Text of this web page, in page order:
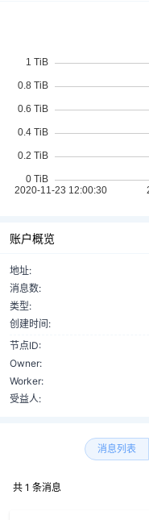
账户概览
地址:
消息数:
类型:
创建时间:
节点ID:
Owner:
Worker:
受益人:
消息列表
共 1 条消息